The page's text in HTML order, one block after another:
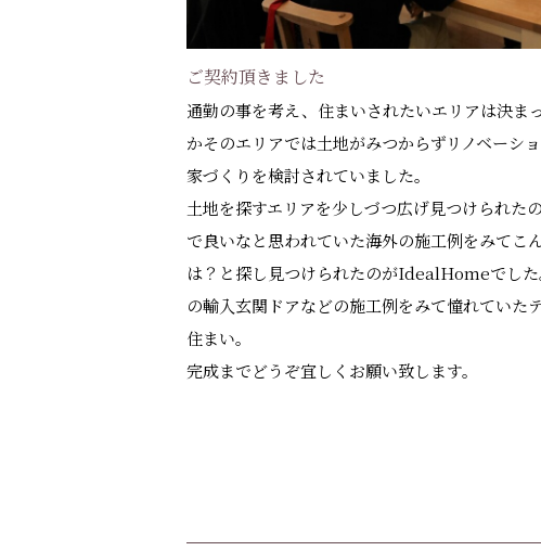
ご契約頂きました
通勤の事を考え、住まいされたいエリアは決ま
かそのエリアでは土地がみつからずリノベーシ
家づくりを検討されていました。
土地を探すエリアを少しづつ広げ見つけられた
で良いなと思われていた海外の施工例をみてこ
は？と探し見つけられたのがIdealHomeでし
の輸入玄関ドアなどの施工例をみて憧れていた
住まい。
完成までどうぞ宜しくお願い致します。